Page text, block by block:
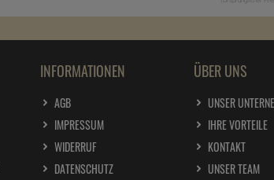
INFORMATIONEN
AGB
IMPRESSUM
WIDERRUF
DATENSCHUTZ
ÜBER UNS
UNSER
IHRE VORTEILE
KONTAKT
UNSER TEAM